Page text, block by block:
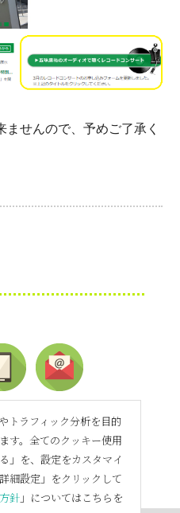
せんので、予めご了承く
トラフィック分析を目的
す。全てのクッキー使用
」を、設定をカスタマイ
細設定」をクリックして
針 」についてはこちらを